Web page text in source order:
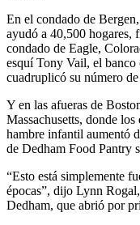
En el condado de
ayudó a 40,500 hogares,
condado de Eagle,
esquí Tony Vail, el
cuadruplicó su número
Y en las afueras de
Massachusetts, donde
hambre infantil aumentó
de Dedham Food Pantry
“Esto está simplemente
épocas”, dijo Lynn
Dedham, que abrió por